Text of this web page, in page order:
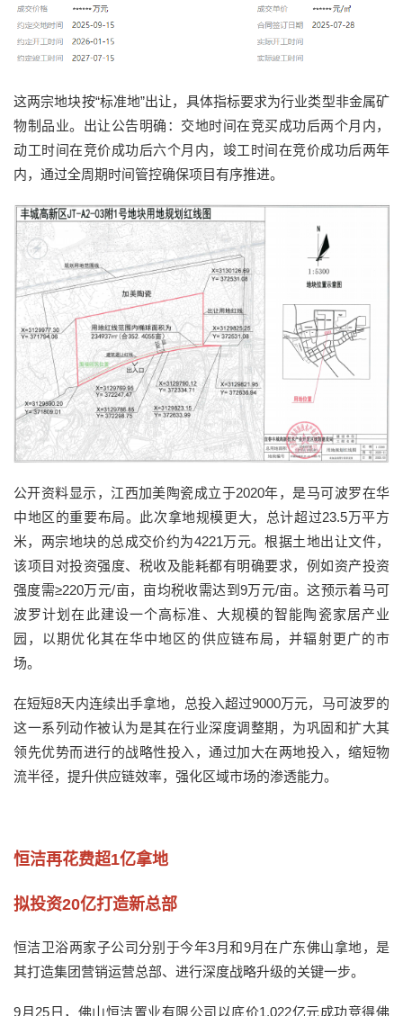
这两宗地块按“标准地”出让，具体指标要求为行业类型非金属矿
物制品业。出让公告明确：交地时间在竞买成功后两个月内，
动工时间在竞价成功后六个月内，竣工时间在竞价成功后两年
内，通过全周期时间管控确保项目有序推进。
公开资料显示，江西加美陶瓷成立于2020年，是马可波罗在华
中地区的重要布局。此次拿地规模更大，总计超过23.5万平方
米，两宗地块的总成交价约为4221万元。根据土地出让文件，
该项目对投资强度、税收及能耗都有明确要求，例如资产投资
强度需≥220万元/亩，亩均税收需达到9万元/亩。这预示着马可
波罗计划在此建设一个高标准、大规模的智能陶瓷家居产业
园，以期优化其在华中地区的供应链布局，并辐射更广的市
场。
在短短8天内连续出手拿地，总投入超过9000万元，马可波罗的
这一系列动作被认为是其在行业深度调整期，为巩固和扩大其
领先优势而进行的战略性投入，通过加大在两地投入，缩短物
流半径，提升供应链效率，强化区域市场的渗透能力。
恒洁再花费超1亿拿地
拟投资20亿打造新总部
恒洁卫浴两家子公司分别于今年3月和9月在广东佛山拿地，是
其打造集团营销运营总部、进行深度战略升级的关键一步。
9月25日，佛山恒洁置业有限公司以底价1.022亿元成功竞得佛